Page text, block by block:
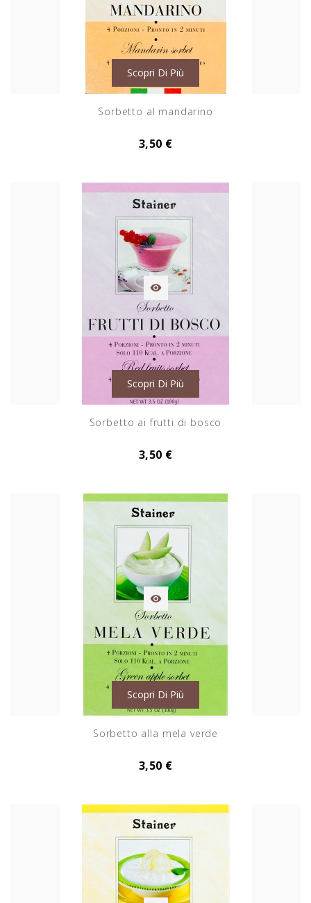
Scopri Di Più
Sorbetto al mandarino
3,50 €

Scopri Di Più
Sorbetto ai frutti di bosco
3,50 €

Scopri Di Più
Sorbetto alla mela verde
3,50 €